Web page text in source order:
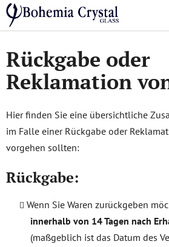
Zum
Inhalt
springen
Startseite
/ Rückgabe oder Reklamation von Waren
Rückgabe oder
Reklamation
Hier finden Sie eine übersichtliche
im Falle einer Rückgabe oder
vorgehen sollten:
Rückgabe:
Wenn Sie Waren zurückgeben
innerhalb von 14 Tagen nach
(maßgeblich ist das Datum des